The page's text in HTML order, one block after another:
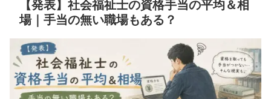
【発表】社会福祉士の資格手当の平均＆相
場｜手当の無い職場もある？